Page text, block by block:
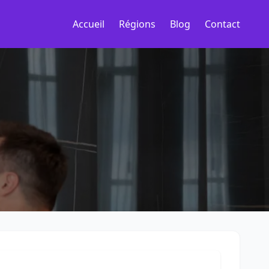
Accueil Régions Blog Contact